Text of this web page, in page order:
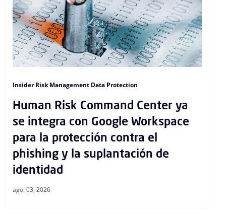
Insider Risk Management Data Protection
ago. 03, 2026
Human Risk Command Center ya
se integra con Google Workspace
para la protección contra el
phishing y la suplantación de
identidad